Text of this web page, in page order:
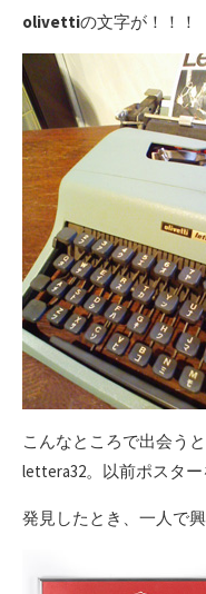
olivettiの文字が！！！
こんなところで出会うと
lettera32。以前ポスタ
発見したとき、一人で